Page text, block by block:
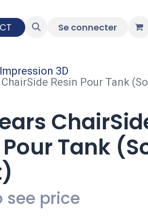
Se connecter
Impression 3D
ChairSide Resin Pour Tank
Tank
see price